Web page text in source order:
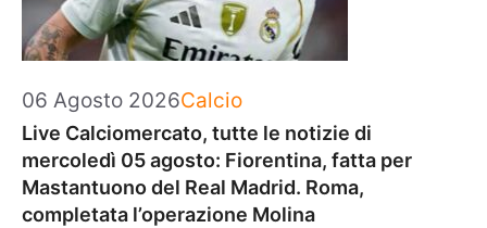
06 Agosto 2026Categorie
Calcio
Live Calciomercato, tutte le notizie di
mercoledì 05 agosto: Fiorentina, fatta per
Mastantuono del Real Madrid. Roma,
completata l’operazione Molina